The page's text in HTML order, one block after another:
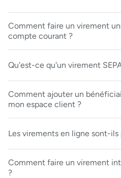
Comment faire un virement
compte courant ?
Qu'est-ce qu'un virement
Comment ajouter un
mon espace client ?
Les virements en ligne sont-ils
Comment faire un virement
?